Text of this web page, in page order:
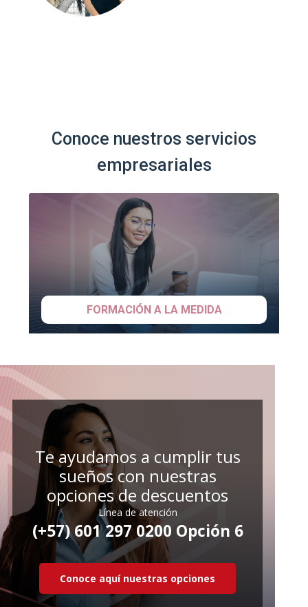
empresariales
FORMACIÓN A LA MEDIDA
Te ayudamos a cumplir tus
sueños con nuestras
opciones de descuentos
Línea de atención
(+57) 601 297 0200 Opción 6
Conoce aquí nuestras opciones